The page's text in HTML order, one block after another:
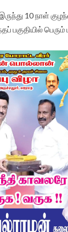
10 நாள்
பகுதியில் பெரும்